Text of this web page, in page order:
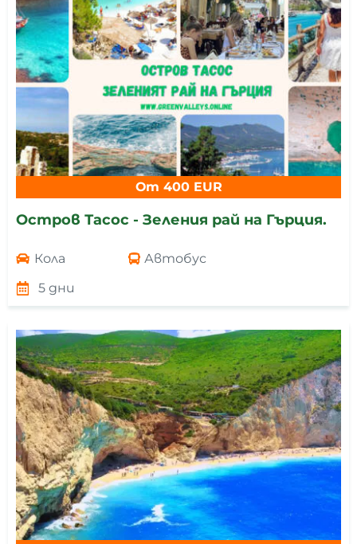
От 400 EUR
Остров Тасос - Зеления рай на Гърция.
Кола
Автобус
5 дни